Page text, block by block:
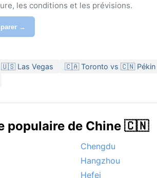
les conditions et les prévisions.
→
Las Vegas
🇨🇦 Toronto vs 🇨🇳 Pékin
populaire de Chine 🇨🇳
Chengdu
Hangzhou
Hefei